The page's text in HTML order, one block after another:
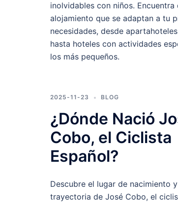
inolvidables con niños. Encuentra
alojamiento que se adaptan a tu
necesidades, desde
hasta hoteles con actividades
los más pequeños.
2025-11-23 BLOG
¿Dónde Nació
Cobo, el Ciclista
Español?
Descubre el lugar de nacimiento
trayectoria de José Cobo, el